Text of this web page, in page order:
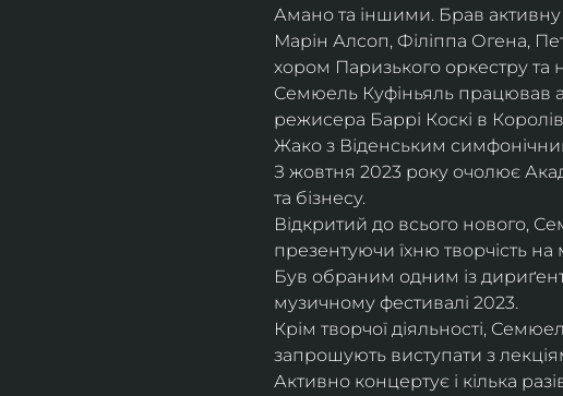
Амано та іншими. Брав активну
Марін Алсоп, Філіппа Огена,
хором Паризького оркестру та
Семюель Куфіньяль працював
режисера Баррі Коскі в
Жако з Віденським
З жовтня 2023 року очолює
та бізнесу.
Відкритий до всього нового,
презентуючи їхню творчість
Був обраним одним із
музичному фестивалі 2023.
Крім творчої діяльності,
запрошують виступати з
Активно концертує і кілька